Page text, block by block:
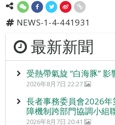
NEWS-1-4-441931
最新新聞
受熱帶氣旋 “白海豚”
2026年8月7日 22:27
長者事務委員會2026
障機制跨部門協調小組
2026年8月7日 20:41